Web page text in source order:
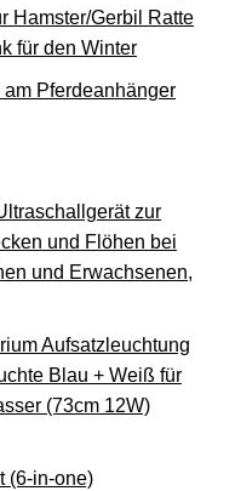
Hamster/Gerbil Ratte
für den Winter
Pferdeanhänger
zur
und Flöhen bei
und Erwachsenen,
Aufsatzleuchtung
Blau + Weiß für
(73cm 12W)
(6-in-one)